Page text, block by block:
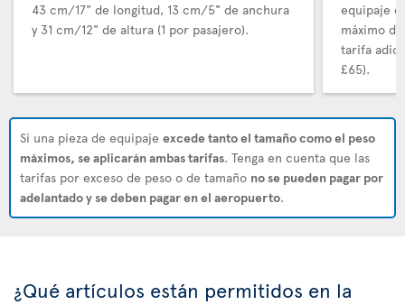
43 cm/17" de longitud, 13 cm/5" de anchura
y 31 cm/12" de altura (1 por pasajero).
equipaje
máximo
tarifa
£65).
Si una pieza de equipaje excede tanto el tamaño como el peso
máximos, se aplicarán ambas tarifas. Tenga en cuenta que las
tarifas por exceso de peso o de tamaño no se pueden pagar por
adelantado y se deben pagar en el aeropuerto.
¿Qué artículos están permitidos en la